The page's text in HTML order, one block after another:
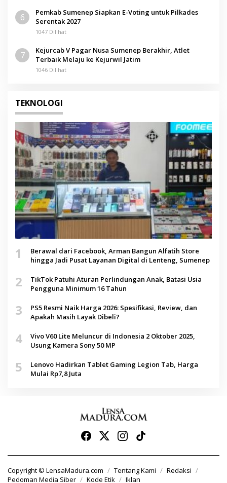
6
Pemkab Sumenep Siapkan E-Voting untuk Pilkades
Serentak 2027
1047 Dilihat
7
Kejurcab V Pagar Nusa Sumenep Berakhir, Atlet
Terbaik Melaju ke Kejurwil Jatim
1046 Dilihat
TEKNOLOGI
1
Berawal dari Facebook, Arman Bangun Alfatih Store
hingga Jadi Pusat Layanan Digital di Lenteng, Sumenep
2
TikTok Patuhi Aturan Perlindungan Anak, Batasi Usia
Pengguna Minimum 16 Tahun
3
PS5 Resmi Naik Harga 2026: Spesifikasi, Review, dan
Apakah Masih Layak Dibeli?
4
Vivo V60 Lite Meluncur di Indonesia 2 Oktober 2025,
Usung Kamera Sony 50 MP
5
Lenovo Hadirkan Tablet Gaming Legion Tab, Harga
Mulai Rp7,8 Juta
Copyright © LensaMadura.com Tentang Kami
Redaksi
Pedoman Media Siber
Kode Etik Iklan